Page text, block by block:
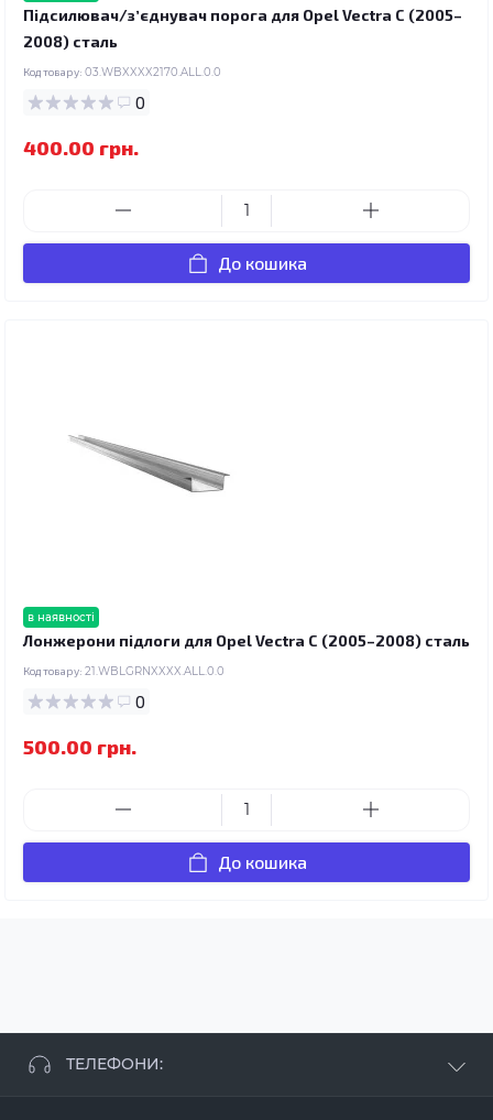
Підсилювач/зʼєднувач порога для Opel Vectra C (2005–
2008) сталь
Код товару: 03.WBXXXX2170.ALL.0.0
0
400.00 грн.
До кошика
в наявності
Лонжерони підлоги для Opel Vectra C (2005–2008) сталь
Код товару: 21.WBLGRNXXXX.ALL.0.0
0
500.00 грн.
До кошика
ТЕЛЕФОНИ: